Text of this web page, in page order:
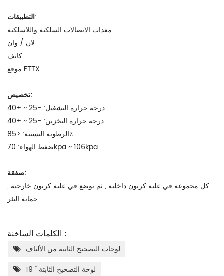
التطبيقات:
معدات الاتصالات السلكية واللاسلكية
لان / وان
كاتف
موقع FTTX
تخصيص:
درجة حرارة التشغيل: -25 ~ +40
درجة حرارة التخزين: -25 ~ +40
الرطوبة النسبية: <85٪
ضغط الهواء: 70kpa ~ 106kpa
صفقة:
كل مجموعة في علبة كرتون داخلية , ثم توضع في علبة كرتون خارجية ,
حماية البئر .
الكلمات الساخنة :
لوحات التصحيح الثابتة من الألياف
19 " لوحة التصحيح الثابتة